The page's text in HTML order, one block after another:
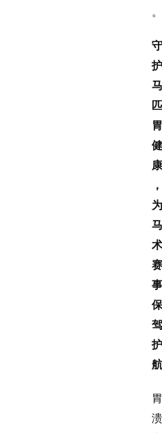
。
守
护
马
匹
胃
健
康
，
为
马
术
赛
事
保
驾
护
航
胃
溃